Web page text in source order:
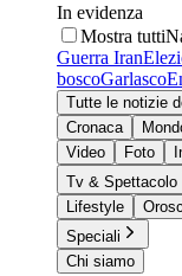
In evidenza
Mostra tutti
Guerra Iran
boscoGarlasco
Tutte le notizie
Cronaca
Video
Foto
Tv & Spettacolo
Lifestyle
Speciali
Chi siamo